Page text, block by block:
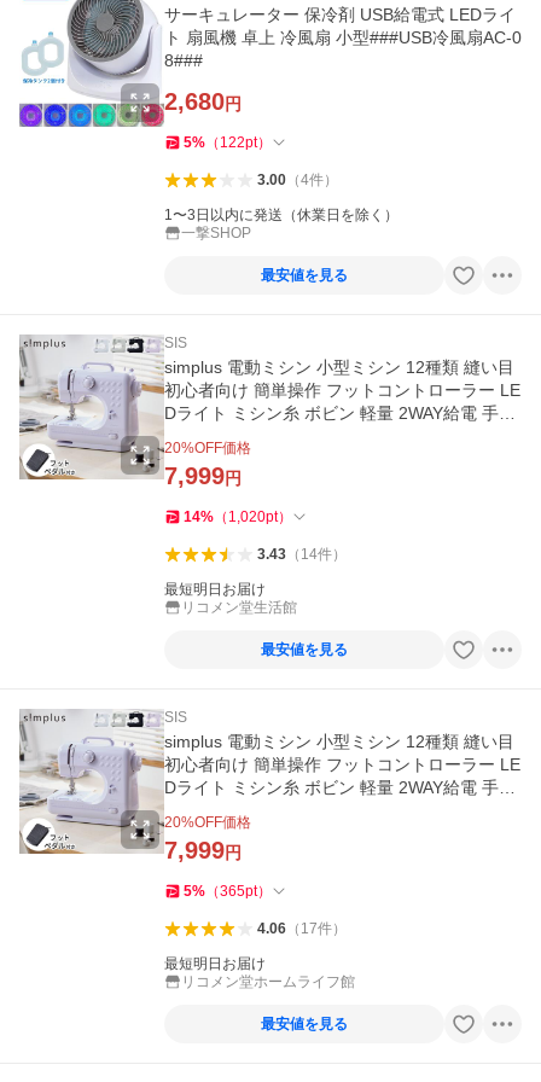
サーキュレーター 保冷剤 USB給電式 LEDライ
ト 扇風機 卓上 冷風扇 小型###USB冷風扇AC-0
8###
2,680円
5% （ 122pt）
3.00（4件）
1〜3日以内に発送（休業日を除く）
一撃SHOP
最安値を見る
SIS
simplus 電動ミシン 小型ミシン 12種類 縫い目
初心者向け 簡単操作 フットコントローラー LE
Dライト ミシン糸 ボビン 軽量 2WAY給電 手作
20%OFF価格
7,999円
14% （ 1,020pt）
3.43（ 14件）
最短明日お届け
リコメン堂生活館
最安値を見る
SIS
simplus 電動ミシン 小型ミシン 12種類 縫い目
初心者向け 簡単操作 フットコントローラー LE
Dライト ミシン糸 ボビン 軽量 2WAY給電 手作
20%OFF価格
7,999円
5% （365pt）
4.06（ 17件）
最短明日お届け
リコメン堂ホームライフ館
最安値を見る